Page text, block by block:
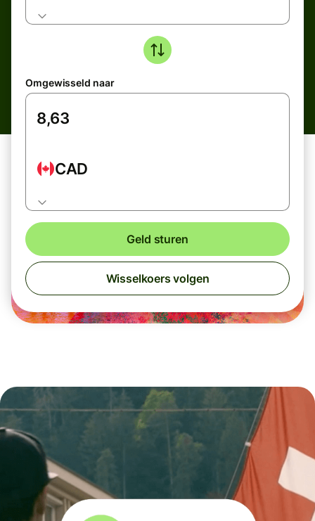
Omgewisseld naar
CAD
Geld sturen
Wisselkoers volgen